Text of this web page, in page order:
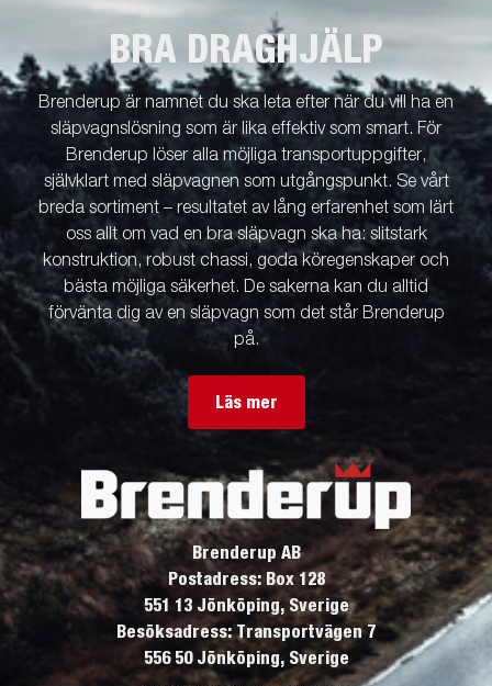
BRA DRAGHJÄLP
Brenderup är namnet du ska leta efter när du vill ha en
släpvagnslösning som är lika effektiv som smart. För
Brenderup löser alla möjliga transportuppgifter,
självklart med släpvagnen som utgångspunkt. Se vårt
breda sortiment – resultatet av lång erfarenhet som lärt
oss allt om vad en bra släpvagn ska ha: slitstark
konstruktion, robust chassi, goda köregenskaper och
bästa möjliga säkerhet. De sakerna kan du alltid
förvänta dig av en släpvagn som det står Brenderup
på.
Läs mer
Brenderup AB
Postadress: Box 128
551 13 Jönköping, Sverige
Besöksadress: Transportvägen 7
556 50 Jönköping, Sverige